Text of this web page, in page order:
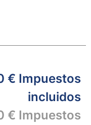
€ Impuestos
incluidos
€ Impuestos